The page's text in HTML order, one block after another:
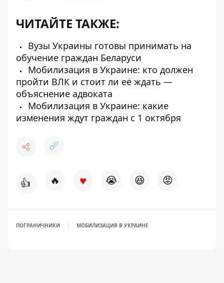
ЧИТАЙТЕ ТАКЖЕ:
Вузы Украины готовы принимать на
обучение граждан Беларуси
Мобилизация в Украине: кто должен
пройти ВЛК и стоит ли её ждать —
объяснение адвоката
Мобилизация в Украине: какие
изменения ждут граждан с 1 октября
👍 🔥 ♥ 😭 😆 😡
ПОГРАНИЧНИКИ МОБИЛИЗАЦИЯ В УКРАИНЕ